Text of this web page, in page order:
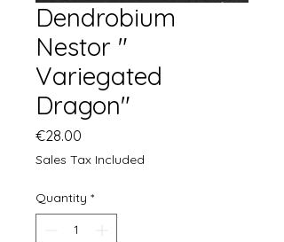
Dendrobium
Nestor "
Variegated
Dragon"
€28.00
Sales Tax Included
Quantity *